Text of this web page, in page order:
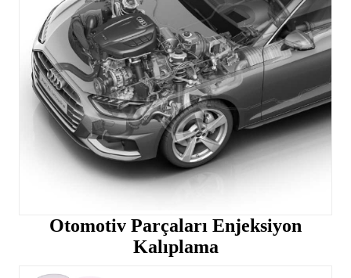
Otomotiv Parçaları Enjeksiyon
Kalıplama